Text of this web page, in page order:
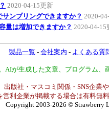
2020-04-15更新
ンプリングできますか？ 2020-
量は増加できますか？ 2020-04-15
製品一覧 - 会社案内 - よくある質
AIが生成した文章、プログラム
出版社・マスコミ関係・SNS企業
営利企業が掲載する場合は有料無
Copyright 2003-2026 © Strawberry